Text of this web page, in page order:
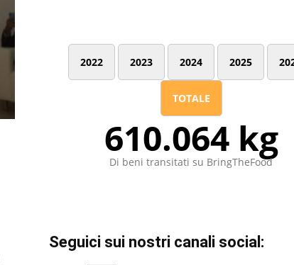
2022 2023 2024 2025
TOTALE
610.064 kg
Di beni transitati su BringTheFood
Seguici sui nostri canali social: